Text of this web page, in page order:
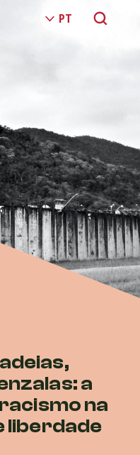
a
na
liberdade